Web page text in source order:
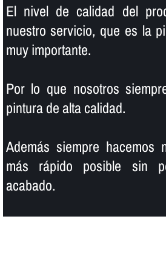
El nivel de calidad del
nuestro servicio, que es la
muy importante.
Por lo que nosotros
pintura de alta calidad.
Además siempre hacemos
más rápido posible sin
acabado.